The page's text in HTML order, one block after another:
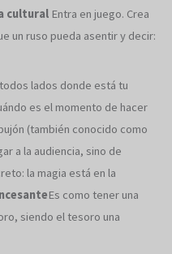
cultural Entra en juego. Crea
un ruso pueda asentir y decir:
lados donde está tu
es el momento de hacer
(también conocido como
a la audiencia, sino de
la magia está en la
Es como tener una
siendo el tesoro una